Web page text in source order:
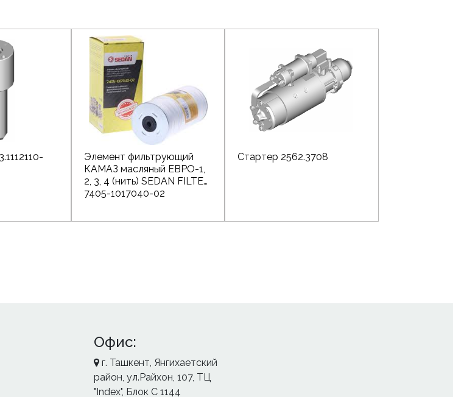
Элемент фильтрующий
КАМАЗ масляный ЕВРО-1,
2, 3, 4 (нить) SEDAN FILTER
7405-1017040-02
Стартер 2562.3708
Офис:
г. Ташкент, Янгихаетский
район, ул.Райхон, 107, ТЦ
"Index", Блок С 1144